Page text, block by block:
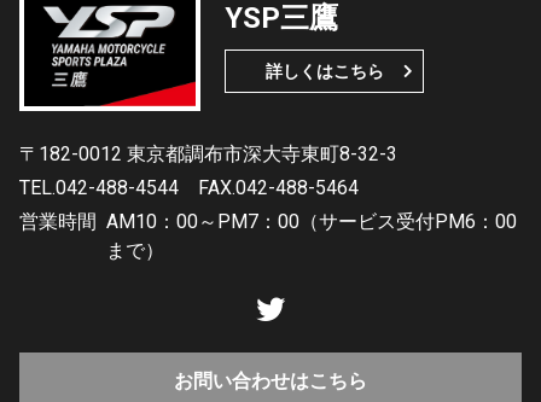
YSP三鷹
詳しくはこちら
〒182-0012 東京都調布市深大寺東町8-32-3
TEL.042-488-4544
FAX.042-488-5464
営業時間 AM10：00～PM7：00（サービス受付PM6：00
まで）
お問い合わせはこちら